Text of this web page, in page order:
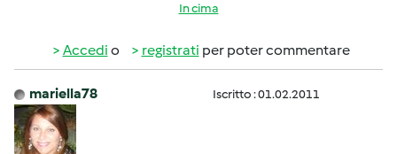
In cima
Accedi o registrati per poter commentare
mariella78 Iscritto : 01.02.2011